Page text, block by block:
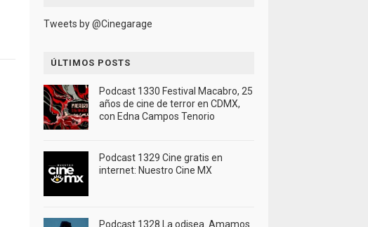
Tweets by @Cinegarage
ÚLTIMOS POSTS
Podcast 1330 Festival Macabro, 25
años de cine de terror en CDMX,
con Edna Campos Tenorio
Podcast 1329 Cine gratis en
internet: Nuestro Cine MX
Podcast 1328 La odisea. Amamos